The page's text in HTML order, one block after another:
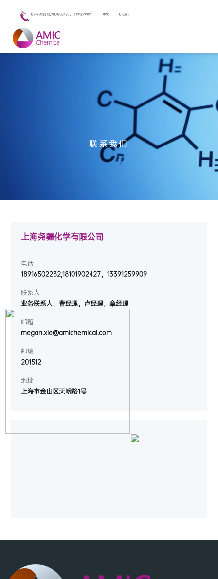
18916502232,18101902427，13391259909 中文 English
联系我们
上海尧疆化学有限公司
电话
18916502232,18101902427，13391259909
联系人
业务联系人：曹经理，卢经理，章经理
邮箱
megan.xie@amichemical.com
邮编
201512
地址
上海市金山区天峨路1号